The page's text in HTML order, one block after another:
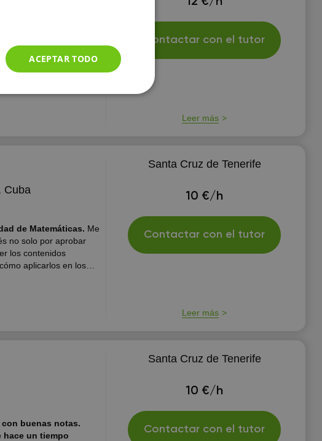
las deficiencias en el
sobre ellas para que
veces el
Contactar con el tutor
Leer más
Cuba
de Matemáticas. Me
no solo por aprobar
los contenidos
aplicarlos en los
que los utilicen.
Santa Cruz de Tenerife
10 €/h
Contactar con el tutor
Leer más
con buenas notas.
hace un tiempo
Santa Cruz de Tenerife
10 €/h
Contactar con el tutor
ACEPTAR TODO